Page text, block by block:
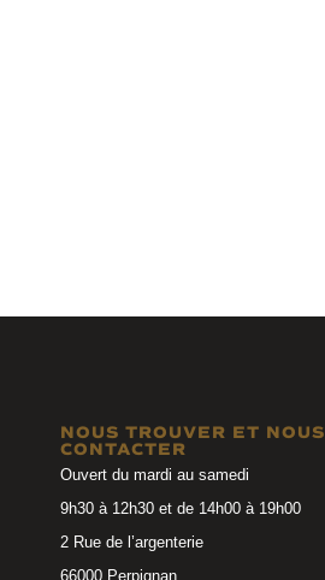
NOUS TROUVER ET NOUS
CONTACTER
Ouvert du mardi au samedi
9h30 à 12h30 et de 14h00 à 19h00
2 Rue de l’argenterie
66000 Perpignan